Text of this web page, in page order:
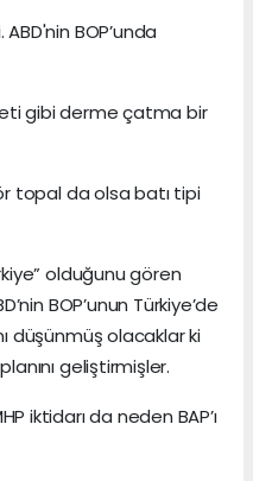
BOP’unda
gibi derme çatma bir
topal da olsa batı tipi
olduğunu gören
BOP’unun Türkiye’de
düşünmüş olacaklar ki
geliştirmişler.
iktidarı da neden BAP’ı